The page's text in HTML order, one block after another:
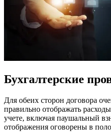
Бухгалтерские
Для обеих сторон договора
правильно отображать
учете, включая паушальный
отображения оговорены в